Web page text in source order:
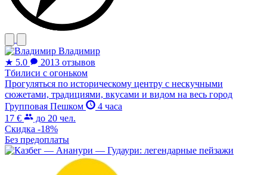
Владимир
★ 5.0
2013 отзывов
Тбилиси с огоньком
Прогуляться по историческому центру с нескучными
сюжетами, традициями, вкусами и видом на весь город
Групповая Пешком
4 часа
17 €
до 20 чел.
Скидка -18%
Без предоплаты